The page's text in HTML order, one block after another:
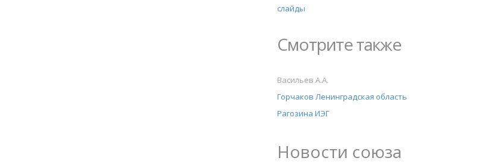
слайды
Смотрите также
Васильев А.А.
Горчаков Ленинградская область
Рагозина ИЭГ
Новости союза